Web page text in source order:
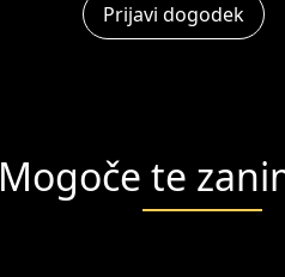
Prijavi dogodek
Mogoče te